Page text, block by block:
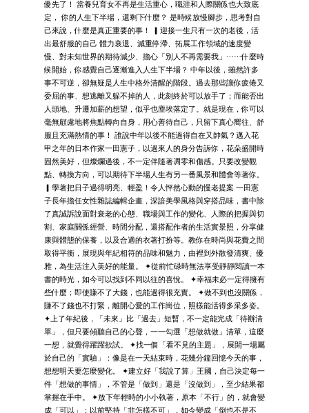
優先了！ 當養兒育女不再是生活重心，職涯和人際關係也大致底
定， 你的人生下半場，還剩下什麼？ 是時候放慢腳步，思考對自
己來說，什麼是真正重要的事！ ▎迎接一生只有一次的老後，活
出最舒服的自己 體力衰退、減重停滯、拓展工作領域的速度變
慢、對未知世界的期待減少、擔心「別人不再需要我」⋯⋯什麼時
候開始，你感覺自己逐漸進入人生下半場？ 中年以後，雖然許多
事不可逆，卻無疑是人生中格外清醒的階段。過去那些讓你疲倦又
委屈的事、想逃離又躲不掉的人，此刻終於可以放手了；而能否出
人頭地、升遷加薪的想望，似乎也塵埃落定了。就是現在，你可以
毫無顧慮地將焦點轉向自身，用心善待自己，只留下真心嚮往、舒
服且充滿熱情的事！ 誰說中年以後不能過得自在又帥氣？邁入花
甲之年的日本作家一田憲子，以過來人的身分告訴你，花朵盛開時
固然美好，但燦爛過後，不一定伴隨著凋零和傷感。只要改變觀
點、轉換方向，可以期待下半場人生有另一番風景和體會等著你。
▎學著把日子過得明亮、輕盈！令人怦然心動的慢老提案 一田憲
子長年擔任女性雜誌編輯企畫，深諳美學風格與穿搭品味，書中除
了真誠訴說面對衰老的心態、職場與工作的變化、人際的把握與切
割、家庭關係經營、時間分配，還搭配作者的生活實景照，分享健
康與體態的保養，以及合適的衣著打扮等。教你在時尚與花費之間
取得平衡，展現與年紀相符的品味和魅力，由裡到外散發清爽、優
雅，為生活注入美好的能量。 ✦從前忙碌時無法享受靜靜閱讀一本
書的時光，如今可以找到不同以往的喜悅。 ✦幸福未必一定得擁有
些什麼；即使賺不了大錢，也能過得很充實。 ✦做不到也沒關係，
賺不了錢也不打緊，離開心愛的工作崗位，照樣能活得多采多姿。
✦上了年紀後，「未來」比「過去」短暫，不一定能完成「待辦清
單」，但只要傾聽自己的心聲，一一勾選「想做就做」清單，這麼
一想，就覺得躍躍欲試。 ✦找一個「看不見的主題」，展開一場屬
於自己的「實驗」：像是在一天結束時，花幾分鐘回憶今天的事，
想想明天要怎麼變化。 ✦建立好「我說了算」王國，自己決定每一
件「想做的事情」，不管是「做到」還是「沒做到」，至少結果都
掌握在手中。 ✦放下年輕時的小小執著，原本「不行」的，就會變
成「可以」；以前堅持「非怎樣不可」，如今變成「倒也不是不